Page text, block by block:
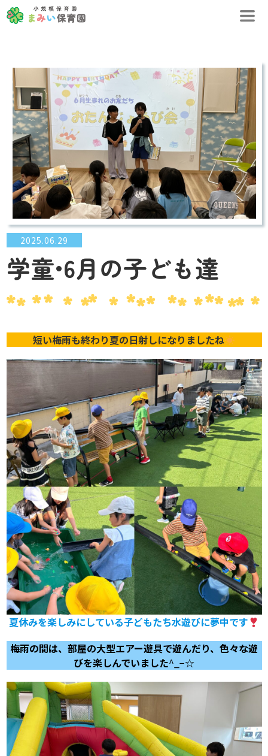
2025.06.29
学童•6月の子ども達
短い梅雨も終わり夏の日射しになりましたね
夏休みを楽しみにしている子どもたち水遊びに夢中です
梅雨の間は、部屋の大型エアー遊具で遊んだり、色々な遊
びを楽しんでいました^_−☆